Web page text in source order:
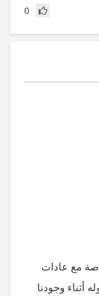
0
مع عادات
أثناء وجودنا